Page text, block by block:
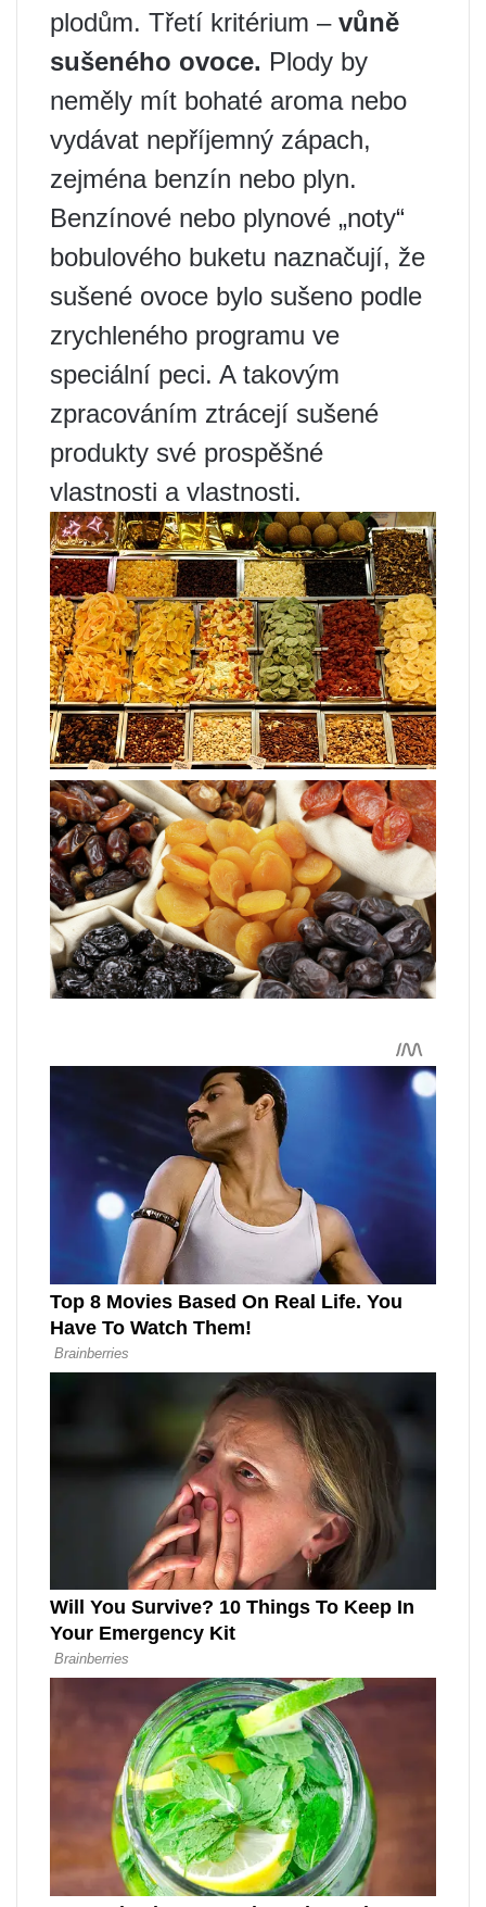
plodům. Třetí kritérium – vůně
sušeného ovoce. Plody by
neměly mít bohaté aroma nebo
vydávat nepříjemný zápach,
zejména benzín nebo plyn.
Benzínové nebo plynové „noty“
bobulového buketu naznačují, že
sušené ovoce bylo sušeno podle
zrychleného programu ve
speciální peci. A takovým
zpracováním ztrácejí sušené
produkty své prospěšné
vlastnosti a vlastnosti.